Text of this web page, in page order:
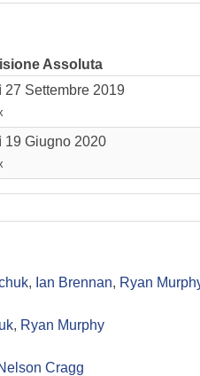
Assoluta
27 Settembre 2019
19 Giugno 2020
, Ian Brennan, Ryan
, Ryan Murphy
Cragg